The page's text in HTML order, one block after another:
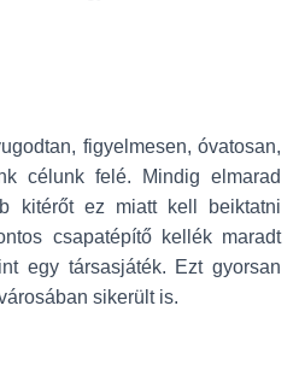
figyelmesen, óvatosan,
célunk felé. Mindig elmarad
kitérőt ez miatt kell beiktatni
csapatépítő kellék maradt
egy társasjáték. Ezt gyorsan
sikerült is.